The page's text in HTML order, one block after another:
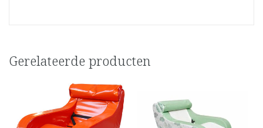
Gerelateerde producten